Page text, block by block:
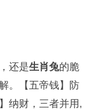
还是生肖兔的脆
。【五帝钱】防
纳财，三者并用,